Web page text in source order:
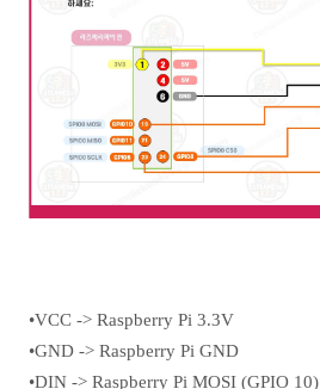
•VCC -> Raspberry Pi 3.3V
•GND -> Raspberry Pi GND
•DIN -> Raspberry Pi MOSI (GPIO 10)